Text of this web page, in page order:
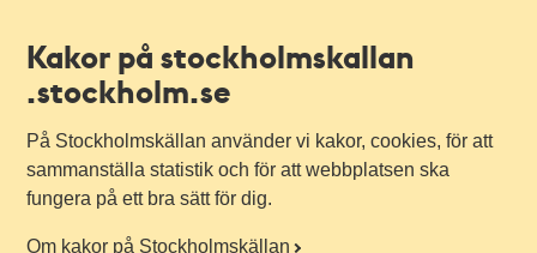
Kakor på stockholmskallan
.stockholm.se
På Stockholmskällan använder vi kakor, cookies, för att
sammanställa statistik och för att webbplatsen ska
fungera på ett bra sätt för dig.
Om kakor på Stockholmskällan